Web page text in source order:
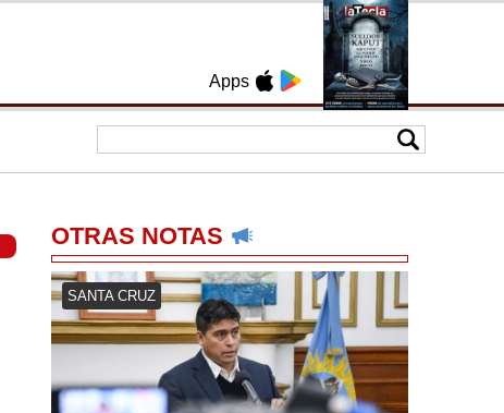
Apps
OTRAS NOTAS
SANTA CRUZ